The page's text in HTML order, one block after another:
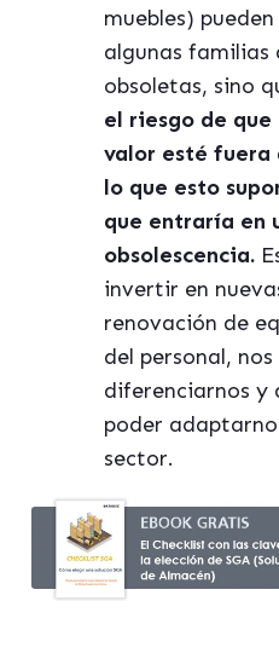
muebles)
algunas familias
obsoletas, sino
el riesgo de
valor esté fuera
lo que esto
que entraría en
obsolescencia.
invertir en
renovación de
del personal,
diferenciarnos y
poder
sector.